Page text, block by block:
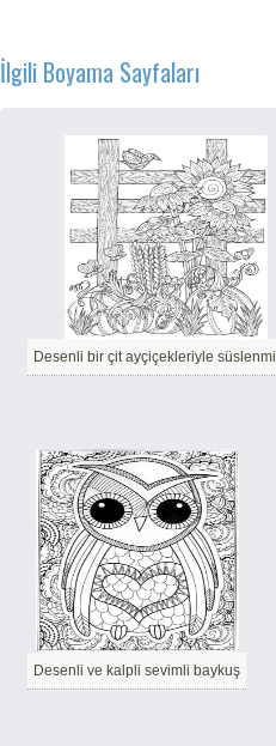
İlgili Boyama Sayfaları
Desenli bir çit ayçiçekleriyle
Desenli ve kalpli sevimli baykuş